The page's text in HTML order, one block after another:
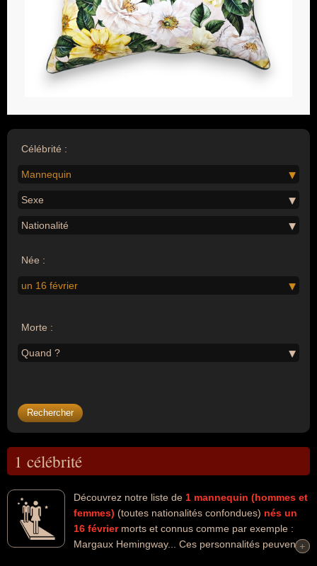
Célébrité :
Mannequin
Sexe
Nationalité
Née :
un 16 février
Morte :
Quand ?
1 célébrité
Découvrez notre liste de 1 mannequin (hommes et
femmes) (toutes nationalités confondues) nés un
16 février morts et connus comme par exemple :
Margaux Hemingway... Ces personnalités peuvent+
+